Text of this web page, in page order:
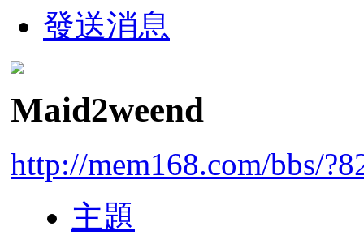
發送消息
Maid2weend
http://mem168.com/bbs/
主題